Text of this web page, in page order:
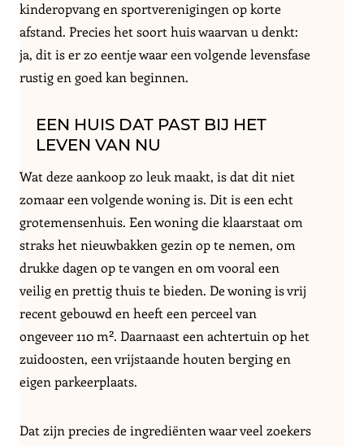
kinderopvang en sportverenigingen op korte
afstand. Precies het soort huis waarvan u denkt:
ja, dit is er zo eentje waar een volgende levensfase
rustig en goed kan beginnen.
EEN HUIS DAT PAST BIJ HET
LEVEN VAN NU
Wat deze aankoop zo leuk maakt, is dat dit niet
zomaar een volgende woning is. Dit is een echt
grotemensenhuis. Een woning die klaarstaat om
straks het nieuwbakken gezin op te nemen, om
drukke dagen op te vangen en om vooral een
veilig en prettig thuis te bieden. De woning is vrij
recent gebouwd en heeft een perceel van
ongeveer 110 m². Daarnaast een achtertuin op het
zuidoosten, een vrijstaande houten berging en
eigen parkeerplaats.
Dat zijn precies de ingrediënten waar veel zoekers